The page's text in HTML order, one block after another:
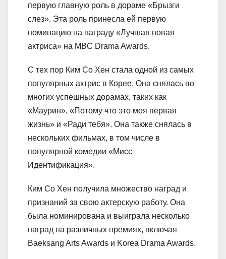
первую главную роль в дораме «Брызги
слез». Эта роль принесла ей первую
номинацию на награду «Лучшая новая
актриса» на MBC Drama Awards.
С тех пор Ким Со Хен стала одной из самых
популярных актрис в Корее. Она снялась во
многих успешных дорамах, таких как
«Маурин», «Потому что это моя первая
жизнь» и «Ради тебя». Она также снялась в
нескольких фильмах, в том числе в
популярной комедии «Мисс
Идентификация».
Ким Со Хен получила множество наград и
признаний за свою актерскую работу. Она
была номинирована и выиграла несколько
наград на различных премиях, включая
Baeksang Arts Awards и Korea Drama Awards.